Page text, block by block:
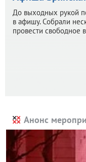
До выходных рукой
в афишу. Собрали
провести свободное
Анонс